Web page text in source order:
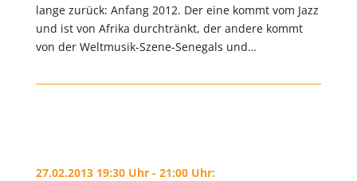
lange zurück: Anfang 2012. Der eine kommt vom Jazz
und ist von Afrika durchtränkt, der andere kommt
von der Weltmusik-Szene-Senegals und…
27.02.2013 19:30 Uhr - 21:00 Uhr: